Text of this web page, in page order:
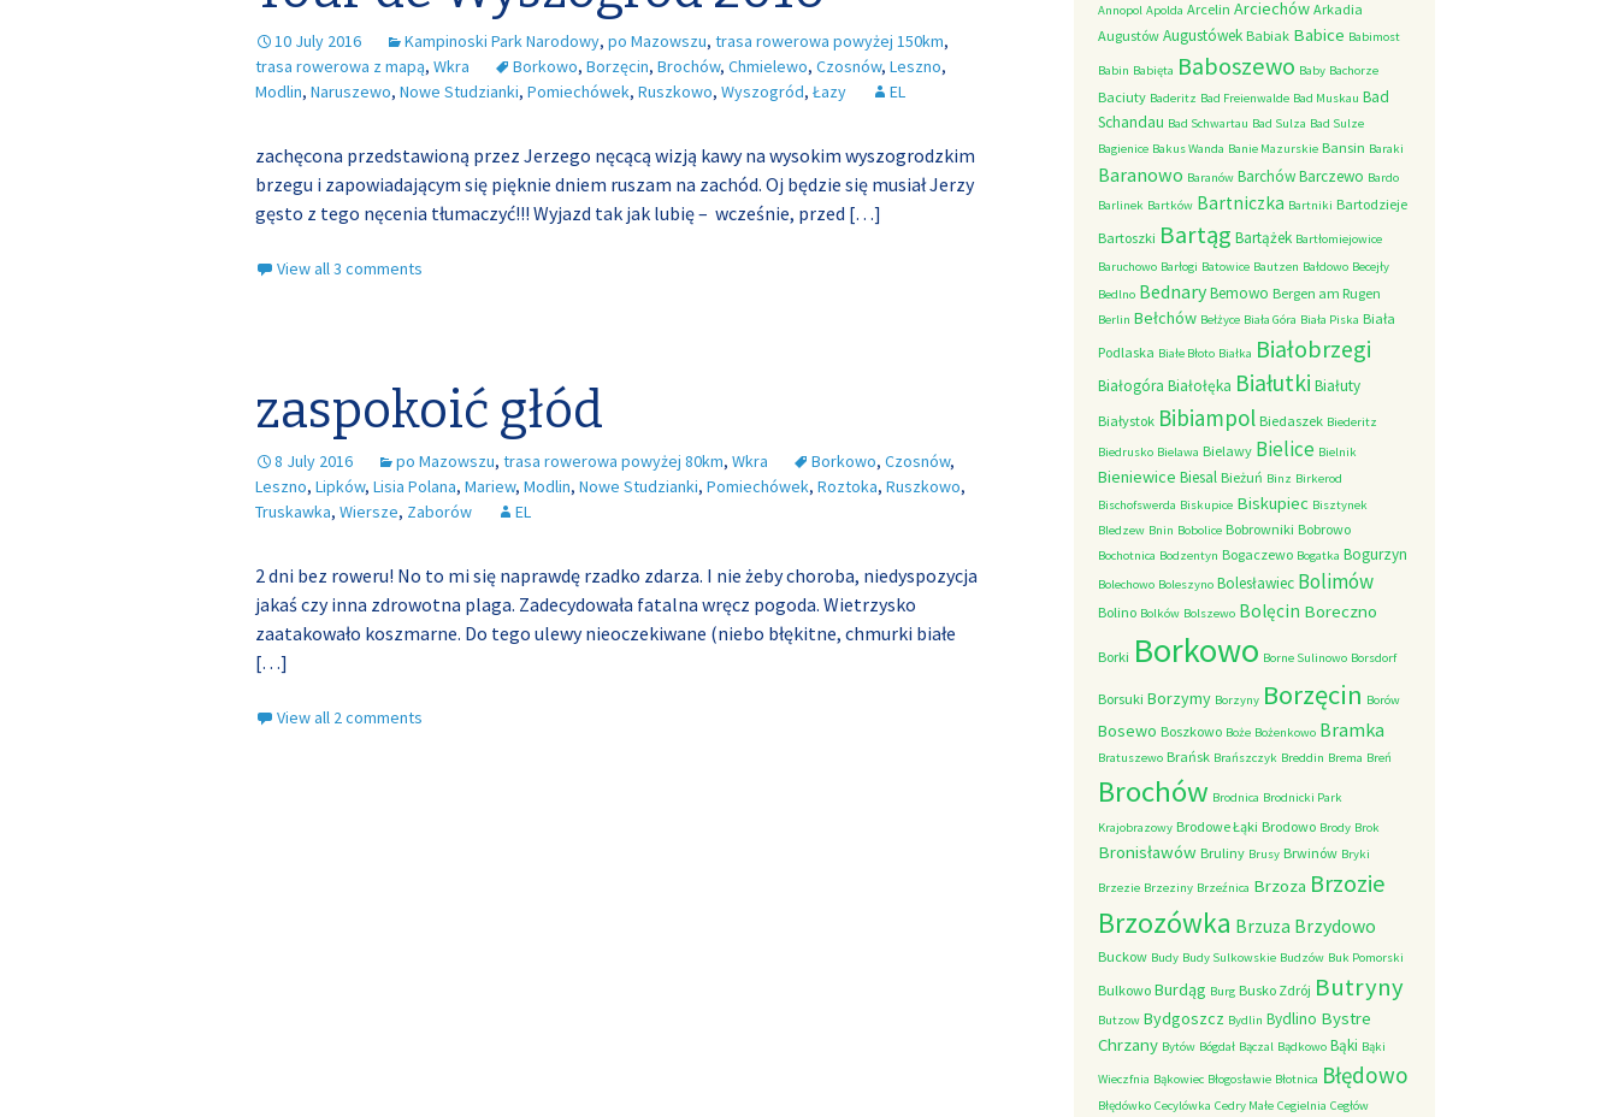
10 July 2016 Kampinoski Park Narodowy, po Mazowszu, trasa rowerowa powyżej 150km,
trasa rowerowa z mapą, Wkra Borkowo, Borzęcin, Brochów, Chmielewo, Czosnów, Leszno,
Modlin, Naruszewo, Nowe Studzianki, Pomiechówek, Ruszkowo, Wyszogród, Łazy EL
zachęcona przedstawioną przez Jerzego nęcącą wizją kawy na wysokim wyszogrodzkim
brzegu i zapowiadającym się pięknie dniem ruszam na zachód. Oj będzie się musiał Jerzy
gęsto z tego nęcenia tłumaczyć!!! Wyjazd tak jak lubię – wcześnie, przed […]
View all 3 comments
zaspokoić głód
8 July 2016 po Mazowszu, trasa rowerowa powyżej 80km, Wkra Borkowo, Czosnów,
Leszno, Lipków, Lisia Polana, Mariew, Modlin, Nowe Studzianki, Pomiechówek, Roztoka, Ruszkowo,
Truskawka, Wiersze, Zaborów EL
2 dni bez roweru! No to mi się naprawdę rzadko zdarza. I nie żeby choroba, niedyspozycja
jakaś czy inna zdrowotna plaga. Zadecydowała fatalna wręcz pogoda. Wietrzysko
zaatakowało koszmarne. Do tego ulewy nieoczekiwane (niebo błękitne, chmurki białe
[…]
View all 2 comments
Annopol Apolda Arcelin Arciechów Arkadia
Augustów Augustówek Babiak Babice Babimost
Babin Babięta Baboszewo Baby Bachorze
Baciuty Baderitz Bad Freienwalde Bad Muskau Bad
Schandau Bad Schwartau Bad Sulza Bad Sulze
Bagienice Bakus Wanda Banie Mazurskie Bansin Baraki
Baranowo Baranów BarchówBarczewo Bardo
Barlinek Bartków Bartniczka Bartniki Bartodzieje
Bartoszki Bartąg Bartążek Bartłomiejowice
Baruchowo Barłogi Batowice Bautzen Bałdowo Becejły
Bedlno BednaryBemowo Bergen am Rugen
Berlin Bełchów Bełżyce Biała Góra Biała Piska Biała
Podlaska Białe Błoto Białka Białobrzegi
Białogóra Białołęka Białutki Białuty
Białystok Bibiampol Biedaszek Biederitz
Biedrusko Bielawa Bielawy Bielice Bielnik
Bieniewice Biesal Bieżuń Binz Birkerod
Bischofswerda Biskupice Biskupiec Bisztynek
Bledzew Bnin Bobolice Bobrowniki Bobrowo
Bochotnica Bodzentyn Bogaczewo Bogatka Bogurzyn
Bolechowo Boleszyno Bolesławiec Bolimów
Bolino Bolków Bolszewo Bolęcin Boreczno
Borki Borkowo Borne Sulinowo Borsdorf
Borsuki Borzymy Borzyny Borzęcin Borów
Bosewo Boszkowo Boże Bożenkowo Bramka
Bratuszewo Brańsk Brańszczyk Breddin Brema Breń
Brochów Brodnica Brodnicki Park
Krajobrazowy Brodowe Łąki Brodowo Brody Brok
Bronisławów Bruliny Brusy Brwinów Bryki
Brzezie Brzeziny Brzeźnica Brzoza Brzozie
Brzozówka Brzuza Brzydowo
Buckow Budy Budy Sulkowskie Budzów Buk Pomorski
Bulkowo Burdąg Burg Busko Zdrój Butryny
Butzow Bydgoszcz Bydlin Bydlino Bystre
Chrzany Bytów Bógdał Bączal Bądkowo Bąki Bąki
Wieczfnia Bąkowiec Błogosławie Błotnica Błędowo
Błędówko Cecylówka Cedry Małe Cegielnia Cegłów